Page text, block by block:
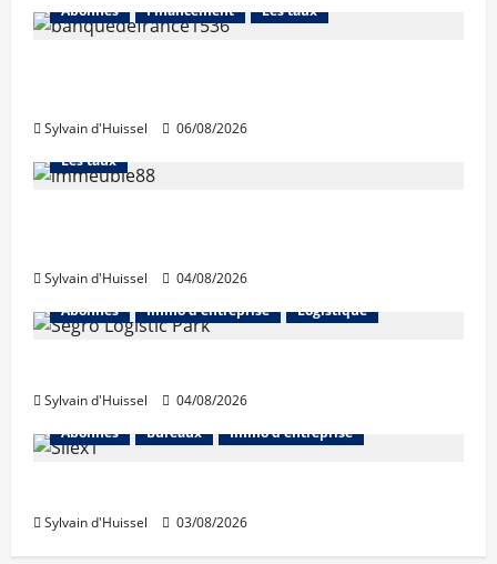
Abonnés Financement Les taux
Sylvain d'Huissel 06/08/2026
Abonnés Financement
Les taux
Sylvain d'Huissel
04/08/2026
Abonnés
Immo d'entreprise Logistique
Sylvain d'Huissel
04/08/2026
Abonnés
Bureaux Immo d'entreprise
Sylvain d'Huissel 03/08/2026